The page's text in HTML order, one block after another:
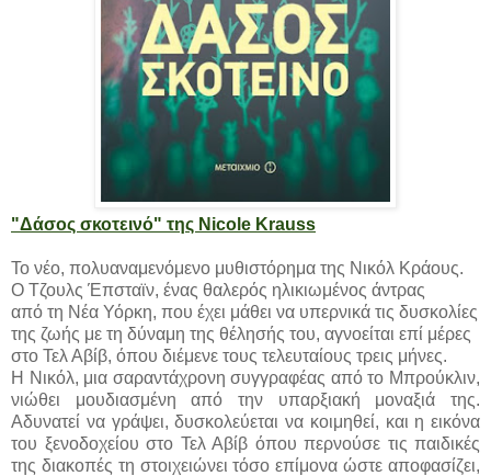
"Δάσος σκοτεινό" της Nicole Krauss
Το νέο, πολυαναμενόμενο μυθιστόρημα της Νικόλ Κράους.
Ο Τζουλς Έπσταϊν, ένας θαλερός ηλικιωμένος άντρας
από τη Νέα Υόρκη, που έχει μάθει να υπερνικά τις δυσκολίες
της ζωής με τη δύναμη της θέλησής του, αγνοείται επί μέρες
στο Τελ Αβίβ, όπου διέμενε τους τελευταίους τρεις μήνες.
Η Νικόλ, μια σαραντάχρονη συγγραφέας από το Μπρούκλιν,
νιώθει μουδιασμένη από την υπαρξιακή μοναξιά της.
Αδυνατεί να γράψει, δυσκολεύεται να κοιμηθεί, και η εικόνα
του ξενοδοχείου στο Τελ Αβίβ όπου περνούσε τις παιδικές
της διακοπές τη στοιχειώνει τόσο επίμονα ώστε αποφασίζει,